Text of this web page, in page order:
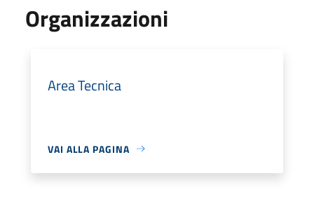
Organizzazioni
Area Tecnica
VAI ALLA PAGINA